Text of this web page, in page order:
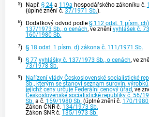
5) Např. § 24a 119a hospodářského zákoníku č.
(úplné znění č. 37/1971 Sb.).
6) Dodatkový odvod podle § 112 odst. 1 písm. ch)
137/1973 Sb., o cenách, ve znění vyhlášek č.
160/1980 Sb.
7) § 18 odst. 1 písm. d) zákona č. 111/1971 Sb.
8) § 77 vyhlášky č. 137/1973 Sb., o cenách, ve
73/1978 Sb.
9)
Nařízení vlády Československé socialistické
Sb., kterým se stanoví seznam surovin,
jejichž ceny určuje Federální cenový úřad, ve
Československé socialistické republiky č. 56/
Sb. a č. 159/1980 Sb. (úplné znění č. 170/1980
Zákon ČNR č. 134/1973 Sb.
Zákon SNR č. 135/1973 Sb.